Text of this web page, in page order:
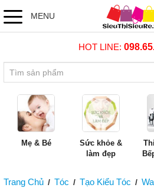
MENU
HOT LINE:
Mẹ & Bé
Sức khỏe &
làm đẹp
Trang Chủ / Tóc / Tạo Kiểu Tóc /